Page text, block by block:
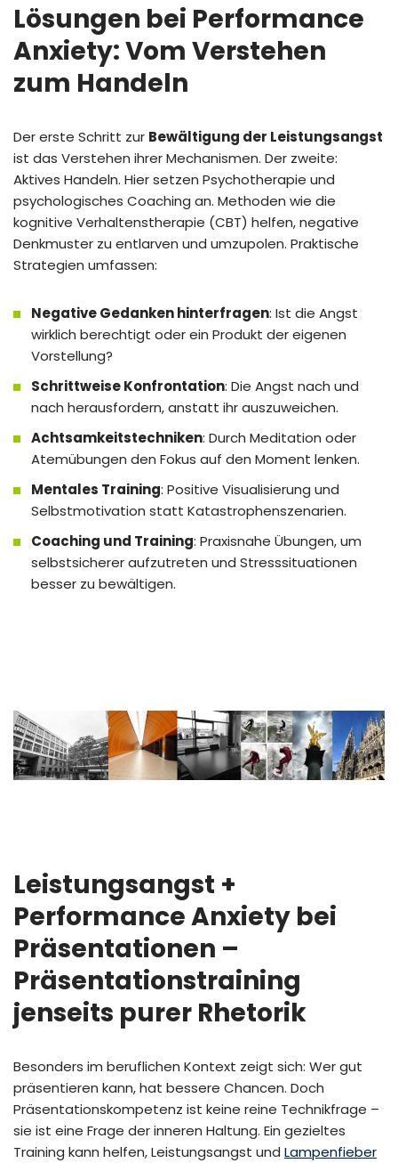
Lösungen bei Performance
Anxiety: Vom Verstehen
zum Handeln
Der erste Schritt zur Bewältigung der Leistungsangst
ist das Verstehen ihrer Mechanismen. Der zweite:
Aktives Handeln. Hier setzen Psychotherapie und
psychologisches Coaching an. Methoden wie die
kognitive Verhaltenstherapie (CBT) helfen, negative
Denkmuster zu entlarven und umzupolen. Praktische
Strategien umfassen:
Negative Gedanken hinterfragen: Ist die Angst
wirklich berechtigt oder ein Produkt der eigenen
Vorstellung?
Schrittweise Konfrontation: Die Angst nach und
nach herausfordern, anstatt ihr auszuweichen.
Achtsamkeitstechniken: Durch Meditation oder
Atemübungen den Fokus auf den Moment lenken.
Mentales Training: Positive Visualisierung und
Selbstmotivation statt Katastrophenszenarien.
Coaching und Training: Praxisnahe Übungen, um
selbstsicherer aufzutreten und Stresssituationen
besser zu bewältigen.
Leistungsangst +
Performance Anxiety bei
Präsentationen –
Präsentationstraining
jenseits purer Rhetorik
Besonders im beruflichen Kontext zeigt sich: Wer gut
präsentieren kann, hat bessere Chancen. Doch
Präsentationskompetenz ist keine reine Technikfrage –
sie ist eine Frage der inneren Haltung. Ein gezieltes
Training kann helfen, Leistungsangst und Lampenfieber